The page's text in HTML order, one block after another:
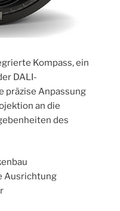
Kompass, ein
DALI-
präzise Anpassung
an die
des
Ausrichtung